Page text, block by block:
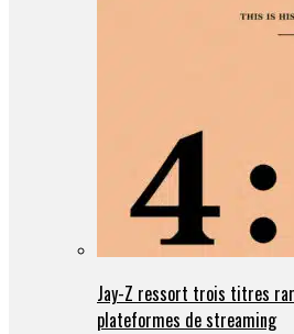
Jay-Z ressort trois titres
plateformes de streaming